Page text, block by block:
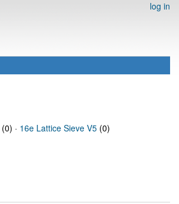
log in
(0) · 16e Lattice Sieve V5 (0)